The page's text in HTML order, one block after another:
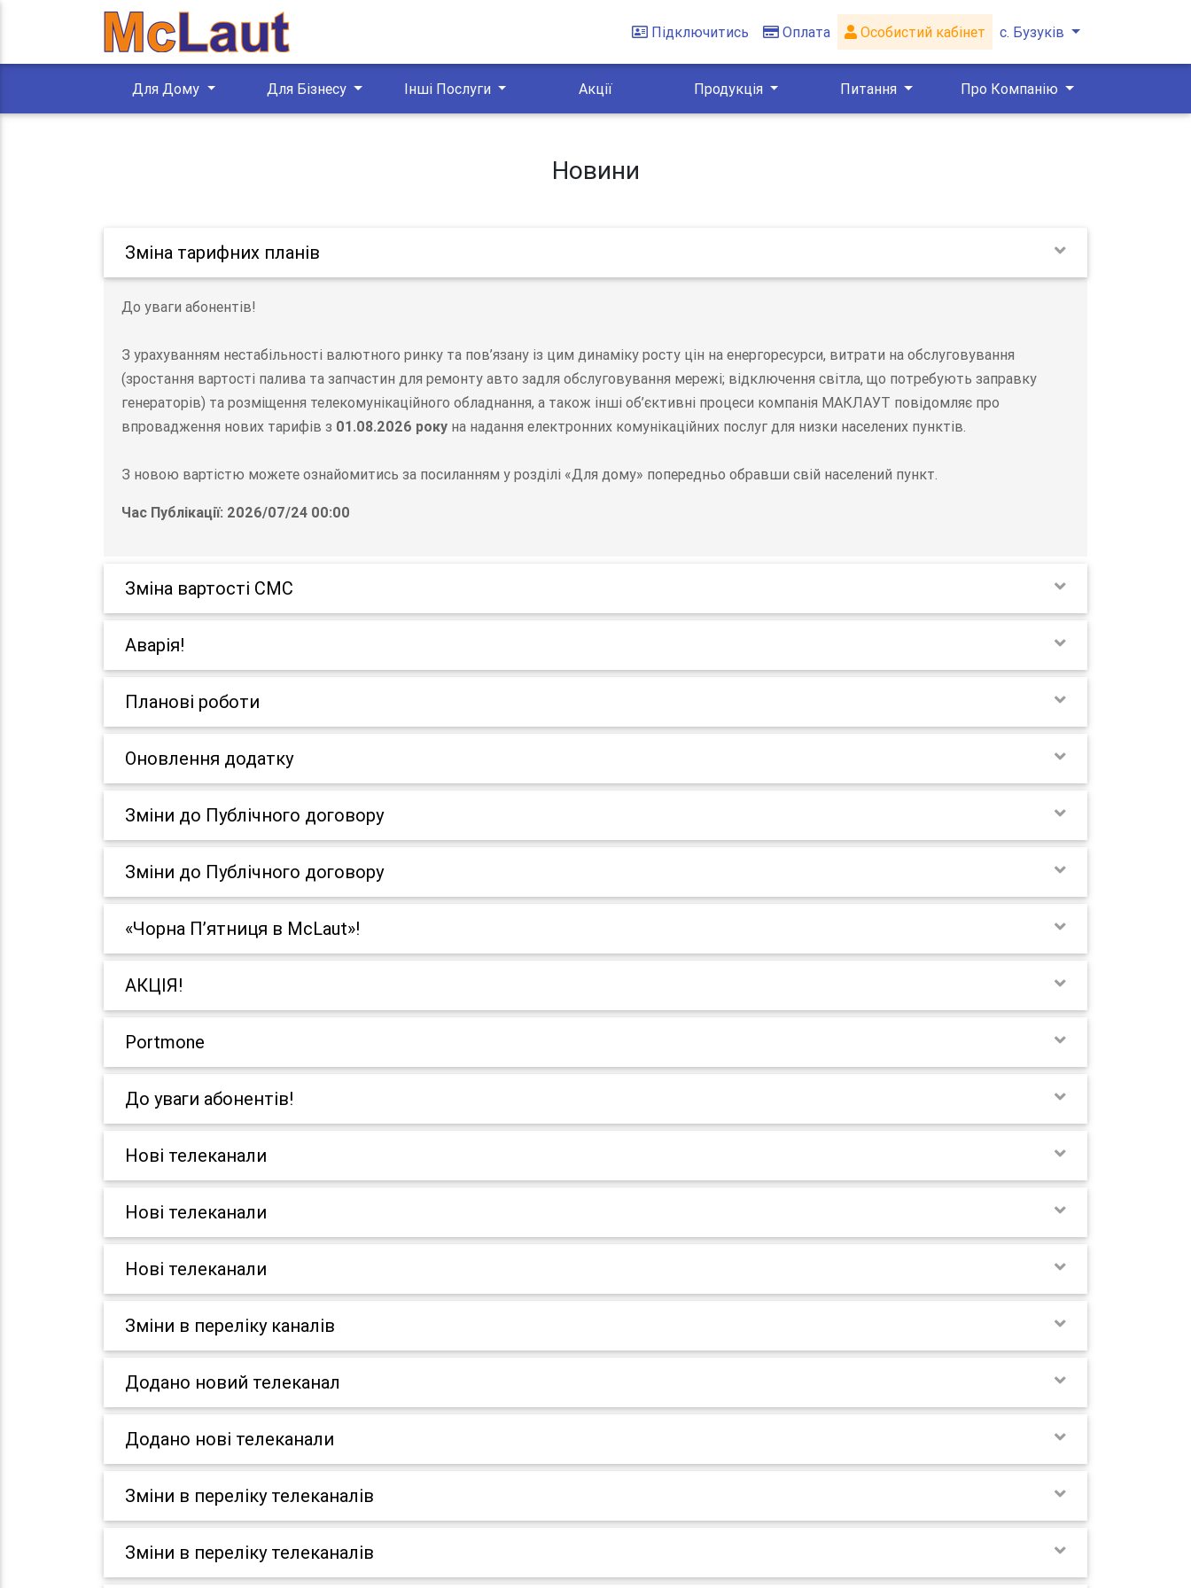
Підключитись Оплата Особистий кабінет с. Бузуків
Для Дому Для Бізнесу Інші Послуги Акції Продукція Питання Про Компанію
Новини
Зміна тарифних планів
До уваги абонентів!
З урахуванням нестабільності валютного ринку та пов’язану із цим динаміку росту цін на енергоресурси, витрати на обслуговування
(зростання вартості палива та запчастин для ремонту авто задля обслуговування мережі; відключення світла, що потребують заправку
генераторів) та розміщення телекомунікаційного обладнання, а також інші об’єктивні процеси компанія МАКЛАУТ повідомляє про
впровадження нових тарифів з 01.08.2026 року на надання електронних комунікаційних послуг для низки населених пунктів.
З новою вартістю можете ознайомитись за посиланням у розділі «Для дому» попередньо обравши свій населений пункт.
Час Публікації: 2026/07/24 00:00
Зміна вартості СМС
Аварія!
Планові роботи
Оновлення додатку
Зміни до Публічного договору
Зміни до Публічного договору
«Чорна П’ятниця в McLaut»!
АКЦІЯ!
Portmone
До уваги абонентів!
Нові телеканали
Нові телеканали
Нові телеканали
Зміни в переліку каналів
Додано новий телеканал
Додано нові телеканали
Зміни в переліку телеканалів
Зміни в переліку телеканалів